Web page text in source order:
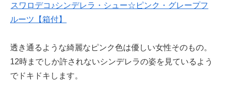
スワロデコ♪シンデレラ・シュー☆ピンク・グレープフ
ルーツ【箱付】
透き通るような綺麗なピンク色は優しい女性そのもの。
12時までしか許されないシンデレラの姿を見ているよう
でドキドキします。